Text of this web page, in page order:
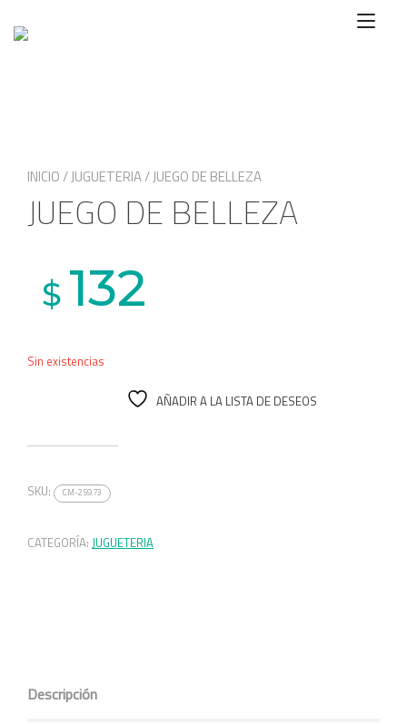
contenido
INICIO/JUGUETERIA/ JUEGO DE BELLEZA
JUEGO DE BELLEZA
$ 132
Sin existencias
AÑADIR A LA LISTA DE DESEOS
SKU: CM-259.73
CATEGORÍA: JUGUETERIA
Descripción